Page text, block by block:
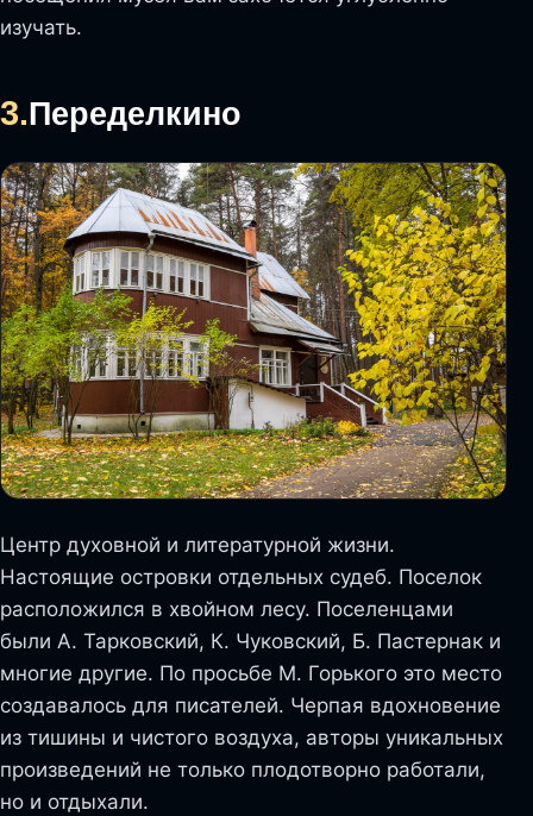
изучать.
3.Переделкино
Центр духовной и литературной жизни.
Настоящие островки отдельных судеб. Поселок
расположился в хвойном лесу. Поселенцами
были А. Тарковский, К. Чуковский, Б. Пастернак и
многие другие. По просьбе М. Горького это место
создавалось для писателей. Черпая вдохновение
из тишины и чистого воздуха, авторы уникальных
произведений не только плодотворно работали,
но и отдыхали.